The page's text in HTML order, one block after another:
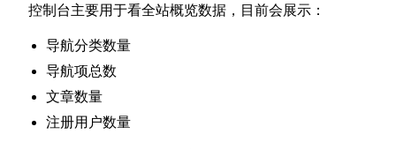
控制台主要用于看全站概览数据，目前会展示：
导航分类数量
导航项总数
文章数量
注册用户数量